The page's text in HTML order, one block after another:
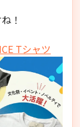
！
Tシャツ